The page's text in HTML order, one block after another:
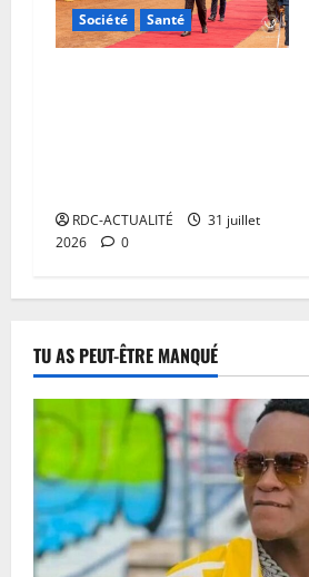
Société Santé
RDC-ACTUALITÉ
31 juillet
2026
0
TU AS PEUT-ÊTRE MANQUÉ